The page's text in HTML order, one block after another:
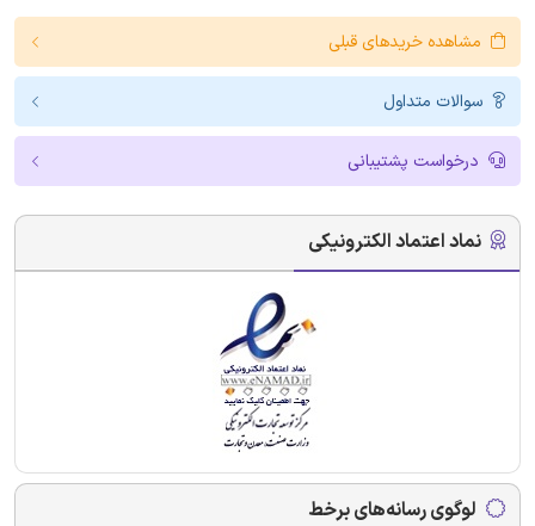
مشاهده خریدهای قبلی
سوالات متداول
درخواست پشتیبانی
نماد اعتماد الکترونیکی
لوگوی رسانه‌های برخط